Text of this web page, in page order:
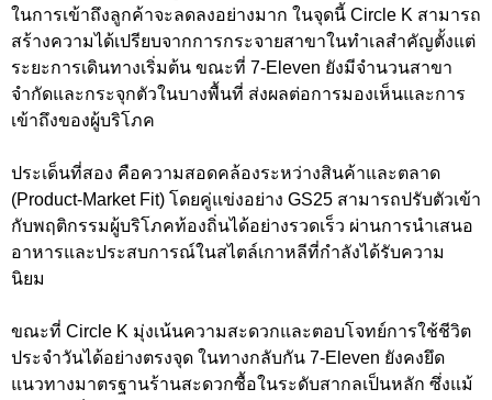
ในการเข้าถึงลูกค้าจะลดลงอย่างมาก ในจุดนี้ Circle K สามารถ
สร้างความได้เปรียบจากการกระจายสาขาในทำเลสำคัญตั้งแต่
ระยะการเดินทางเริ่มต้น ขณะที่ 7-Eleven ยังมีจำนวนสาขา
จำกัดและกระจุกตัวในบางพื้นที่ ส่งผลต่อการมองเห็นและการ
เข้าถึงของผู้บริโภค
ประเด็นที่สอง คือความสอดคล้องระหว่างสินค้าและตลาด
(Product-Market Fit) โดยคู่แข่งอย่าง GS25 สามารถปรับตัวเข้า
กับพฤติกรรมผู้บริโภคท้องถิ่นได้อย่างรวดเร็ว ผ่านการนำเสนอ
อาหารและประสบการณ์ในสไตล์เกาหลีที่กำลังได้รับความ
นิยม
ขณะที่ Circle K มุ่งเน้นความสะดวกและตอบโจทย์การใช้ชีวิต
ประจำวันได้อย่างตรงจุด ในทางกลับกัน 7-Eleven ยังคงยึด
แนวทางมาตรฐานร้านสะดวกซื้อในระดับสากลเป็นหลัก ซึ่งแม้